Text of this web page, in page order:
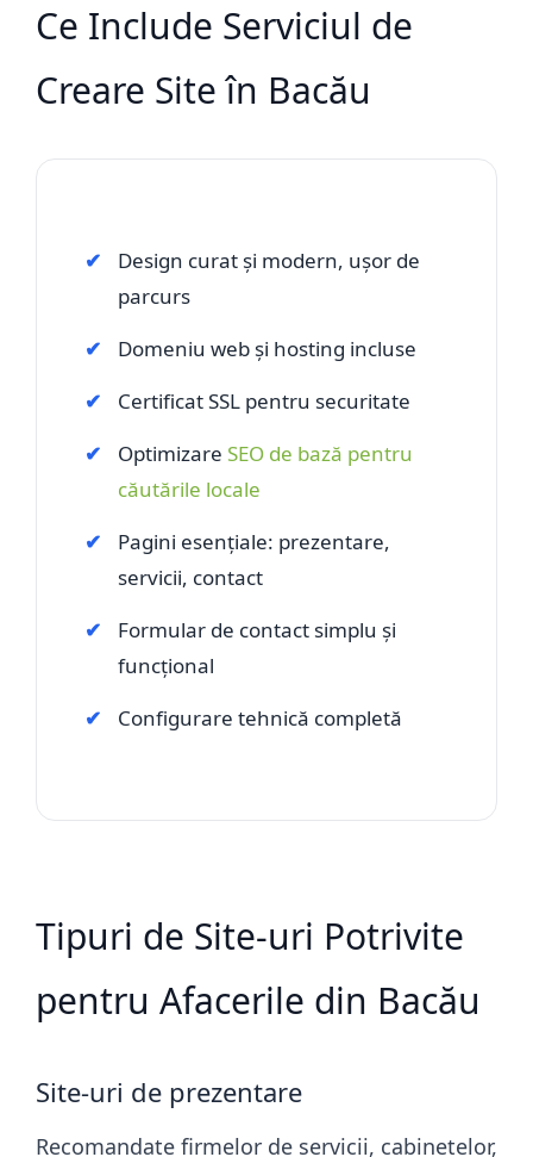
Ce Include Serviciul de
Creare Site în Bacău
Design curat și modern, ușor de
parcurs
Domeniu web și hosting incluse
Certificat SSL pentru securitate
Optimizare SEO de bază pentru
căutările locale
Pagini esențiale: prezentare,
servicii, contact
Formular de contact simplu și
funcțional
Configurare tehnică completă
Tipuri de Site-uri Potrivite
pentru Afacerile din Bacău
Site-uri de prezentare
Recomandate firmelor de servicii, cabinetelor,